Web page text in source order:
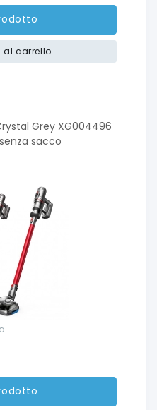
al carrello
Grey XG004496
sacco